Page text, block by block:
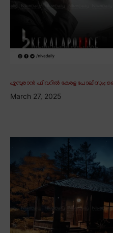
എമ്പുരാൻ ഫീവറിൽ കേരള പോലീസും;
March 27, 2025